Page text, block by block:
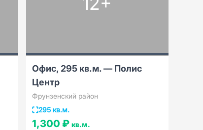
Офис, 295 кв.м. — Полис
Центр
Фрунзенский район
295 кв.м.
1,300 ₽ кв.м.